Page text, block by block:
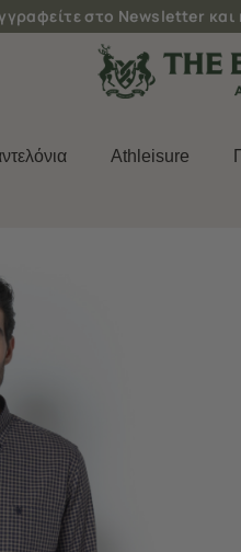
στο Newsletter
Athleisure